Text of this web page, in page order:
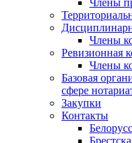
Члены
Члены
Ревизионная
Члены
Базовая
сфере
Закупки
Контакты